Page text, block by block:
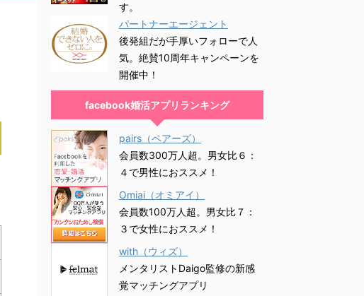
す。
パートナーエージェント
後発組だが手厚いフォローで人
気。絶賛10周年キャンペーンを
開催中！
facebook婚活アプリランキング
pairs（ペアーズ）
会員数300万人超。男女比６：
４で男性におススメ！
Omiai（オミアイ）
会員数100万人超。男女比７：
３で女性におススメ！
with（ウィズ）
メンタリストDaigo監修の新感
覚マッチングアプリ